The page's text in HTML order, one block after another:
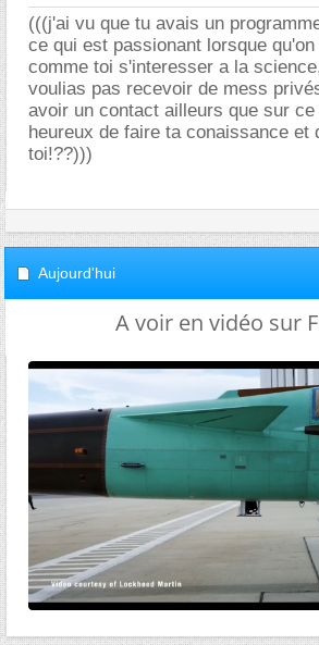
(((j'ai vu que tu avais un
ce qui est passionant lorsque
comme toi s'interesser a la
voulias pas recevoir de mess
avoir un contact ailleurs que sur
heureux de faire ta conaissance et
toi!??)))
Aujourd'hui
A voir en vidéo sur